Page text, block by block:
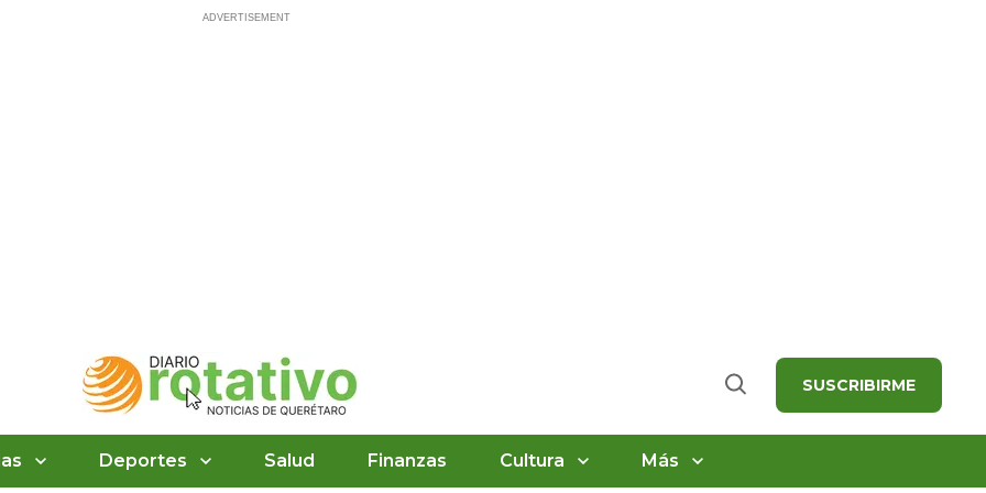
Buscar SUSCRIBIRME
Deportes Salud Finanzas Cultura Más